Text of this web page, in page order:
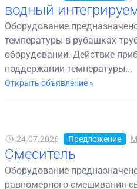
водный
Оборудование
температуры в рубашках
оборудовании. Действие
поддержании температуры...
Открыть объявление »
24.07.2026 Предложение
Смеситель
Оборудование
равномерного смешивания